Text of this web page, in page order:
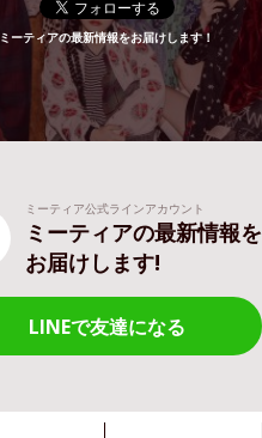
ミーティアの最新情報をお届けします！
ミーティア公式ラインアカウント
ミーティアの最新情報を
お届けします!
LINEで友達になる